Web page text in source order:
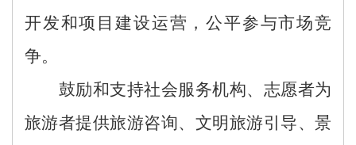
开发和项目建设运营，公平参与市场竞
争。
鼓励和支持社会服务机构、志愿者为
旅游者提供旅游咨询、文明旅游引导、景